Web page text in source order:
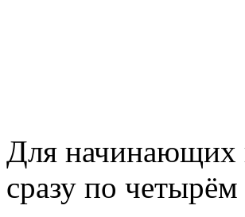
Для начинающих
сразу по